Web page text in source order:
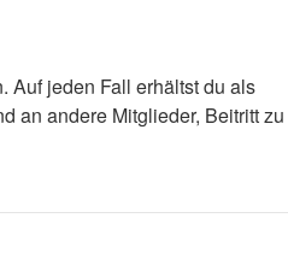
Auf jeden Fall erhältst du als
an andere Mitglieder, Beitritt zu